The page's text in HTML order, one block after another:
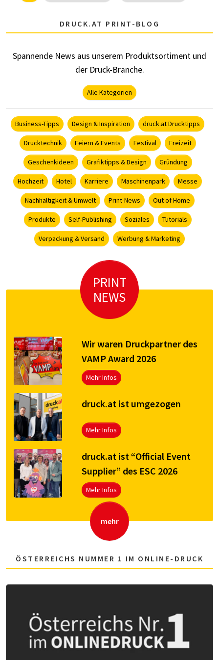
DRUCK.AT PRINT-BLOG
Spannende News aus unserem Produktsortiment und
der Druck-Branche.
Alle Kategorien
Business-Tipps Design & Inspiration druck.at Drucktipps
Drucktechnik Feiern & Events Festival Freizeit
Geschenkideen Grafiktipps & Design Gründung
Hochzeit Hotel Karriere Maschinenpark Messe
Nachhaltigkeit & Umwelt Print-News Out of Home
Produkte Self-Publishing Soziales Tutorials
Verpackung & Versand Werbung & Marketing
PRINT
NEWS
Wir waren Druckpartner des
VAMP Award 2026
Mehr Infos
druck.at ist umgezogen
Mehr Infos
druck.at ist “Official Event
Supplier” des ESC 2026
Mehr Infos
mehr
ÖSTERREICHS NUMMER 1 IM ONLINE-DRUCK